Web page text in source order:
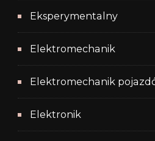
Eksperymentalny
Elektromechanik
Elektromechanik
Elektronik